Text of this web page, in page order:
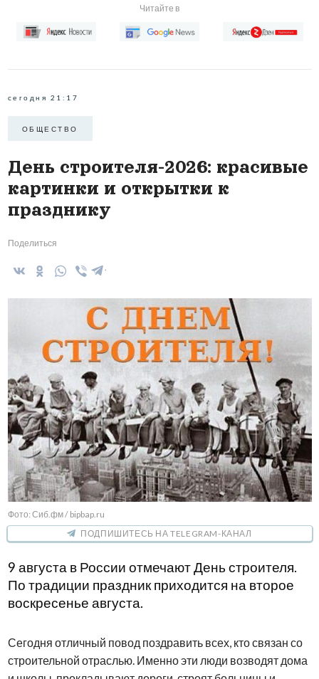
Читайте в
сегодня 21:17
ОБЩЕСТВО
День строителя-2026: красивые
картинки и открытки к
празднику
Поделиться
Фото: Сиб.фм / bipbap.ru
ПОДПИШИТЕСЬ НА TELEGRAM-КАНАЛ
9 августа в России отмечают День строителя.
По традиции праздник приходится на второе
воскресенье августа.
Сегодня отличный повод поздравить всех, кто связан со
строительной отраслью. Именно эти люди возводят дома